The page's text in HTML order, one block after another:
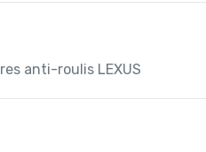
anti-roulis LEXUS